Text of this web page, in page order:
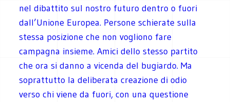
nel dibattito sul nostro futuro dentro o fuori
dall’Unione Europea. Persone schierate sulla
stessa posizione che non vogliono fare
campagna insieme. Amici dello stesso partito
che ora si danno a vicenda del bugiardo. Ma
soprattutto la deliberata creazione di odio
verso chi viene da fuori, con una questione